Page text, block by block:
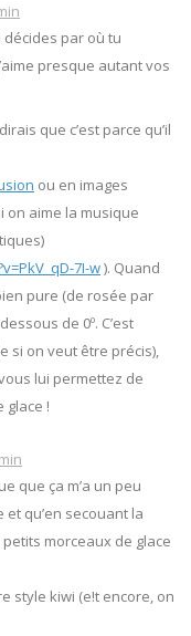
décides par où tu
presque autant vos
que c’est parce qu’il
ou en images
on aime la musique
7I-w). Quand
pure (de rosée par
de 0º. C’est
si on veut être précis),
lui permettez de
glace !
que ça m’a un peu
qu’en secouant la
morceaux de glace
style kiwi (e!t encore, on